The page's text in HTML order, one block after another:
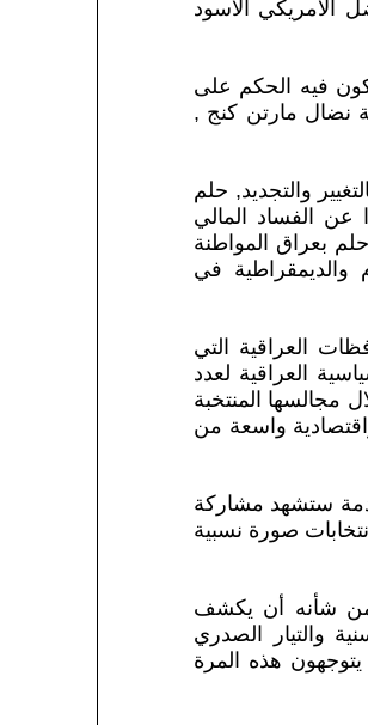
الامريكي الاسود
فيه الحكم على
نضال مارتن كنج ,
والتجديد, حلم
عن الفساد المالي
بعراق المواطنة
والديمقراطية في
العراقية التي
العراقية لعدد
مجالسها المنتخبة
واسعة من
القادمة ستشهد مشاركة
صورة نسبية
من شأنه أن يكشف
والتيار الصدري
المحافظات الأخيرة في كانون الثاني 2005، سوف يتوجهون هذه المرة